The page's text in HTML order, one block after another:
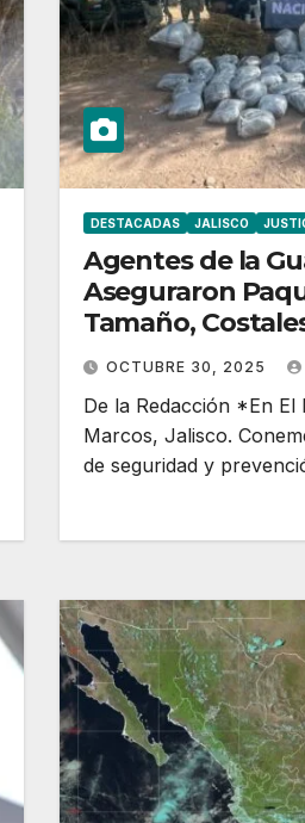
DESTACADAS JALISCO
Agentes de la
Aseguraron
Tamaño,
Basura con
OCTUBRE 30, 2025
De la Redacción *En El
Marcos, Jalisco.
de seguridad y